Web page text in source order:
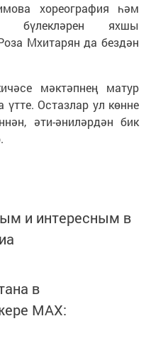
хореография һәм
бүлекләрен яхшы
Мхитарян да бездән
мәктәпнең матур
үтте. Остазлар ул көнне
әти-әниләрдән бик
и интересным в
в
MАХ: